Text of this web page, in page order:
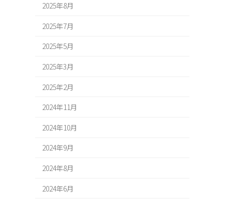
2025年8月
2025年7月
2025年5月
2025年3月
2025年2月
2024年11月
2024年10月
2024年9月
2024年8月
2024年6月